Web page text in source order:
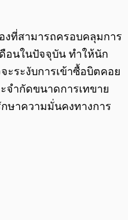
งที่สามารถครอบคลุมการ
อนในปัจจุบัน ทำให้นัก
ะระงับการเข้าซื้อบิตคอย
จำกัดขนาดการเทขาย
ษาความมั่นคงทางการ